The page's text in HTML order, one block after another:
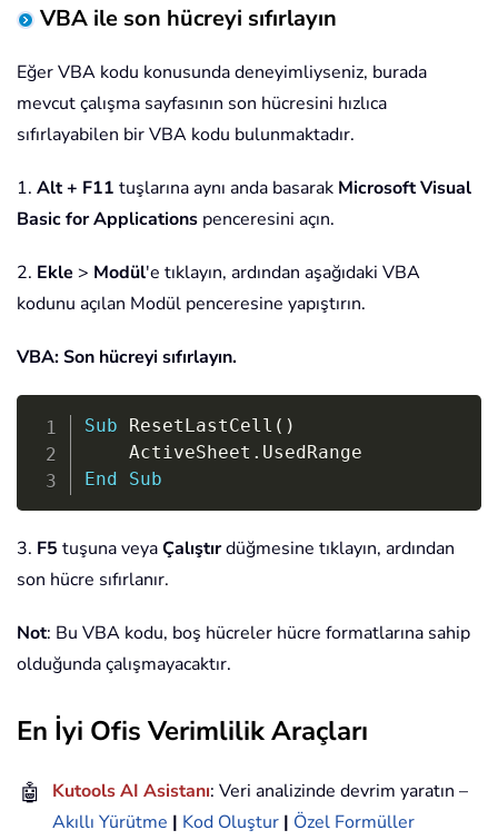
VBA ile son hücreyi sıfırlayın
Eğer VBA kodu konusunda deneyimliyseniz, burada
mevcut çalışma sayfasının son hücresini hızlıca
sıfırlayabilen bir VBA kodu bulunmaktadır.
1. Alt + F11 tuşlarına aynı anda basarak Microsoft Visual
Basic for Applications penceresini açın.
2. Ekle > Modül'e tıklayın, ardından aşağıdaki VBA
kodunu açılan Modül penceresine yapıştırın.
VBA: Son hücreyi sıfırlayın.
Sub ResetLastCell ( )
	ActiveSheet
.
End
Sub
3. F5 tuşuna veyaÇalıştırdüğmesine tıklayın, ardından
son hücre sıfırlanır.
Not: Bu VBA kodu, boş hücreler hücre formatlarına sahip
olduğunda çalışmayacaktır.
En İyi Ofis Verimlilik Araçları
🤖 Kutools AI Asistanı: Veri analizinde devrim yaratın –
Akıllı Yürütme | Kod Oluştur | Özel Formüller